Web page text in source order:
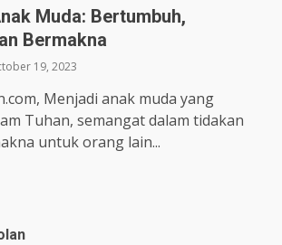
Muda: Bertumbuh,
Bermakna
19, 2023
Menjadi anak muda yang
Tuhan, semangat dalam tidakan
untuk orang lain...